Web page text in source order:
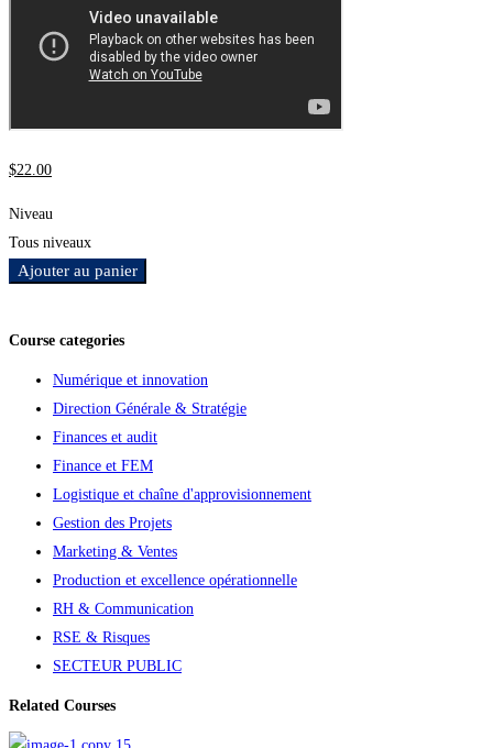
$22 .00
Niveau
Tous niveaux
Ajouter au panier
Course categories
Numérique et innovation
Direction Générale & Stratégie
Finances et audit
Finance et FEM
Logistique et chaîne d'approvisionnement
Gestion des Projets
Marketing & Ventes
Production et excellence opérationnelle
RH & Communication
RSE & Risques
SECTEUR PUBLIC
Related Courses